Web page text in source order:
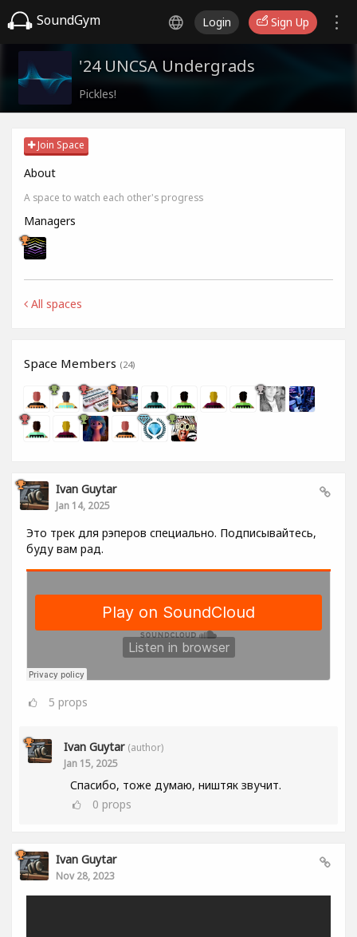
SoundGym Login Sign Up
'24 UNCSA Undergrads
Pickles!
Join Space
About
A space to watch each other's progress
Managers
All spaces
Space Members (24)
Ivan Guytar
Jan 14, 2025
Это трек для рэперов специально. Подписывайтесь,
буду вам рад.
5 props
Ivan Guytar (author)
Jan 15, 2025
Спасибо, тоже думаю, ништяк звучит.
0 props
Ivan Guytar
Nov 28, 2023